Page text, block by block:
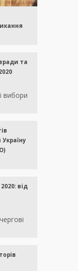
та
вибори
від